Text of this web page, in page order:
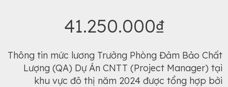
41.250.000₫
Thông tin mức lương Trưởng Phòng Đảm Bảo Chất
Lượng (QA) Dự Án CNTT (Project Manager) tại
khu vực đô thị năm 2024 được tổng hợp bởi